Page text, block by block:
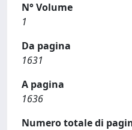
N° Volume
1
Da pagina
1631
A pagina
1636
Numero totale di